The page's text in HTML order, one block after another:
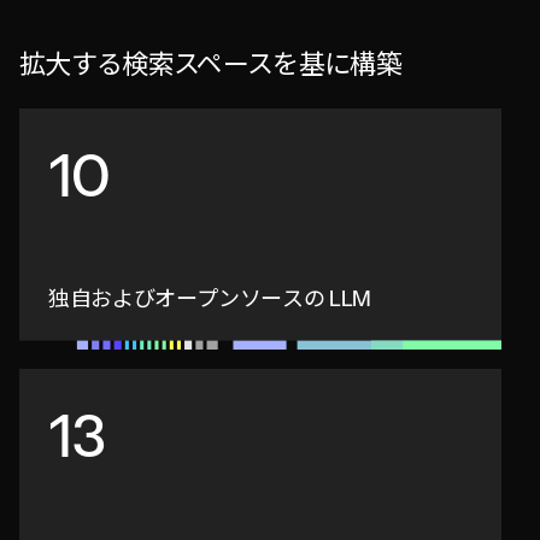
拡大する検索スペースを基に構築
10
独自およびオープンソースの LLM
13